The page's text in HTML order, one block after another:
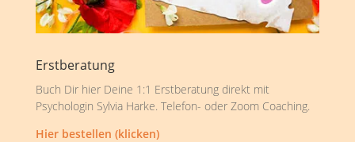
Erstberatung
Buch Dir hier Deine 1:1 Erstberatung direkt mit
Psychologin Sylvia Harke. Telefon- oder Zoom Coaching.
Hier bestellen (klicken)